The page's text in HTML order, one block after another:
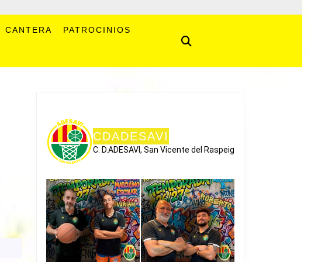
CANTERA PATROCINIOS
CDADESAVI
C. D.ADESAVI, San Vicente del Raspeig